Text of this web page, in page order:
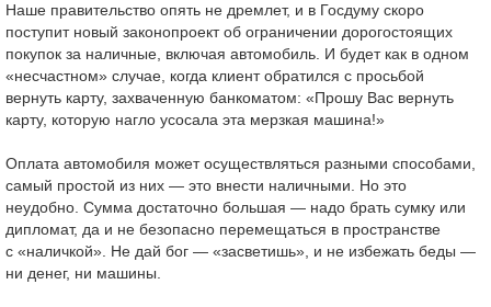
Наше правительство опять не дремлет, и в Госдуму скоро
поступит новый законопроект об ограничении дорогостоящих
покупок за наличные, включая автомобиль. И будет как в одном
«несчастном» случае, когда клиент обратился с просьбой
вернуть карту, захваченную банкоматом: «Прошу Вас вернуть
карту, которую нагло усосала эта мерзкая машина!»
Оплата автомобиля может осуществляться разными способами,
самый простой из них — это внести наличными. Но это
неудобно. Сумма достаточно большая — надо брать сумку или
дипломат, да и не безопасно перемещаться в пространстве
с «наличкой». Не дай бог — «засветишь», и не избежать беды —
ни денег, ни машины.